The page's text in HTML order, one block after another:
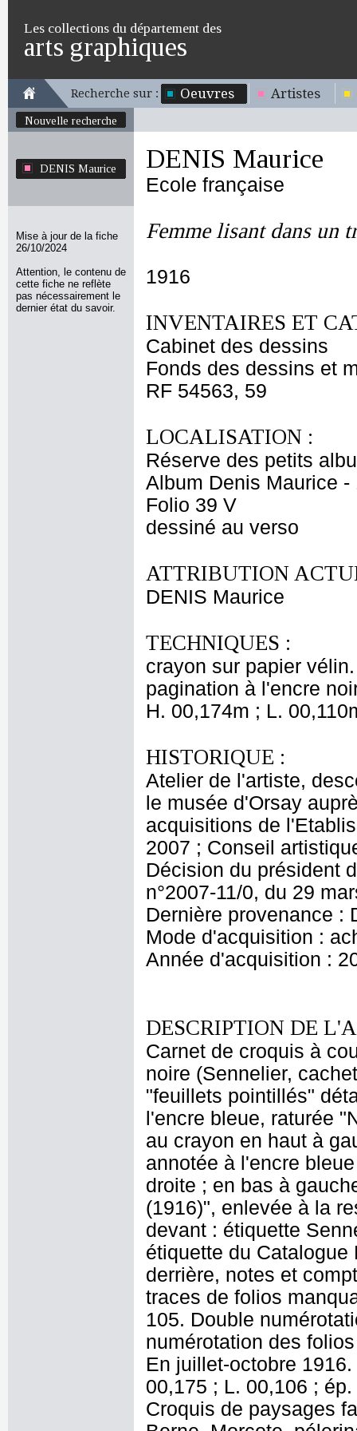
Les collections du département des
arts graphiques
Recherche sur : Oeuvres Artistes
Nouvelle recherche
DENIS Maurice
Mise à jour de la fiche
26/10/2024
Attention, le contenu de
cette fiche ne reflète
pas nécessairement le
dernier état du savoir.
DENIS Maurice
Ecole française
Femme lisant dans un
1916
INVENTAIRES ET
Cabinet des dessins
Fonds des dessins et
RF 54563, 59
LOCALISATION :
Réserve des petits
Album Denis Maurice -
Folio 39 V
dessiné au verso
ATTRIBUTION
DENIS Maurice
TECHNIQUES :
crayon sur papier
pagination à l'encre
H. 00,174m ; L.
HISTORIQUE :
Atelier de l'artiste,
le musée d'Orsay
acquisitions de
2007 ; Conseil
Décision du président
n°2007-11/0, du 29
Dernière provenance :
Mode d'acquisition :
Année d'acquisition :
DESCRIPTION DE
Carnet de croquis à
noire (Sennelier,
"feuillets pointillés"
l'encre bleue, raturée
au crayon en haut à
annotée à l'encre
droite ; en bas à
(1916)", enlevée à la
devant : étiquette
étiquette du
derrière, notes et
traces de folios
105. Double
numérotation des
En juillet-octobre
00,175 ; L. 00,106 ;
Croquis de paysages